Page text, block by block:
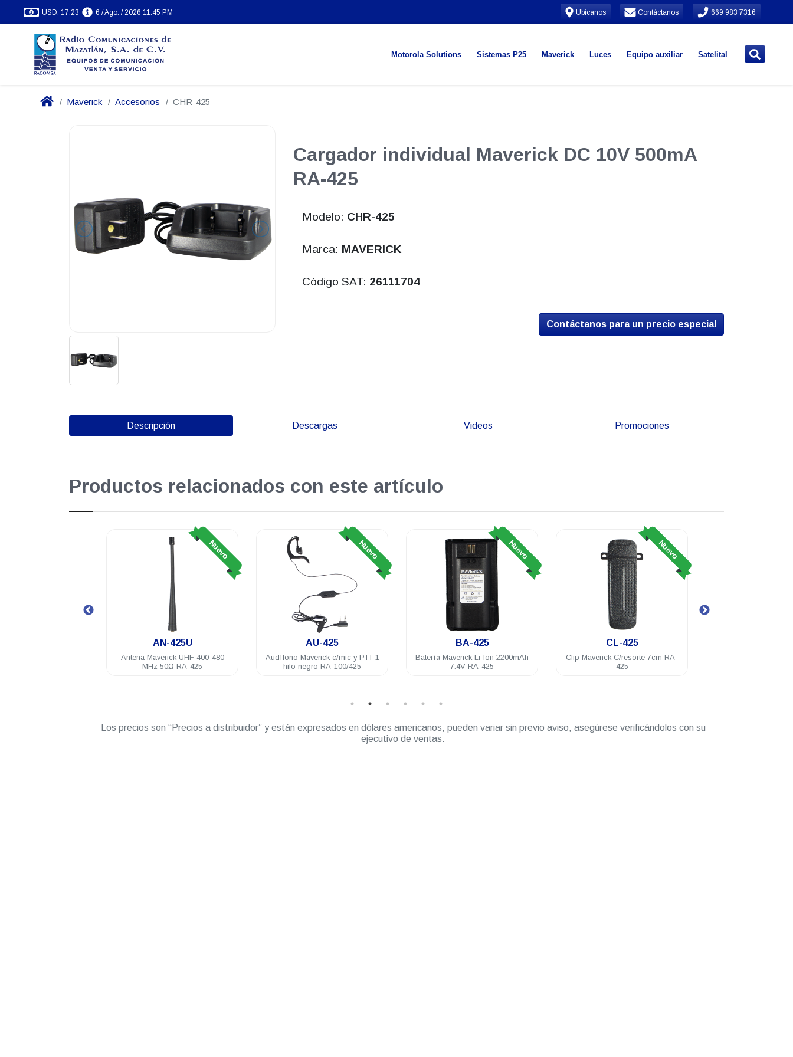
USD: 17.23 6 / Ago. / 2026 11:45 PM Ubícanos Contáctanos 669 983 7316
Motorola Solutions Sistemas P25 Maverick Luces Equipo auxiliar Satelital
Maverick Accesorios CHR-425
Cargador individual Maverick DC 10V 500mA
RA-425
Modelo: CHR-425
Marca: MAVERICK
Código SAT: 26111704
Contáctanos para un precio especial
Descripción Descargas Videos Promociones
Productos relacionados con este artículo
Nuevo
AN-425U
Antena Maverick UHF 400-480
MHz 50Ω RA-425
Nuevo
AU-425
Audífono Maverick c/mic y PTT 1
hilo negro RA-100/425
Nuevo
BA-425
Batería Maverick Li-Ion 2200mAh
7.4V RA-425
Nuevo
CL-425
Clip Maverick C/resorte 7cm RA-
425
Los precios son “Precios a distribuidor” y están expresados en dólares americanos, pueden variar sin previo aviso, asegúrese verificándolos con su
ejecutivo de ventas.